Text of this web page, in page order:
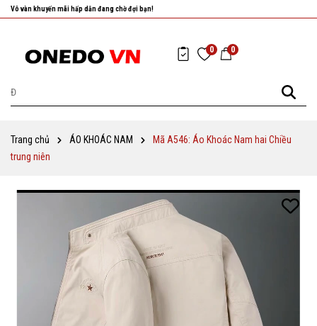
Nhanh tay chọn cho mình những sản phẩm ưng ý nhất!
0 0
Trang chủ ÁO KHOÁC NAM
Mã A546: Áo Khoác Nam hai Chiều
trung niên